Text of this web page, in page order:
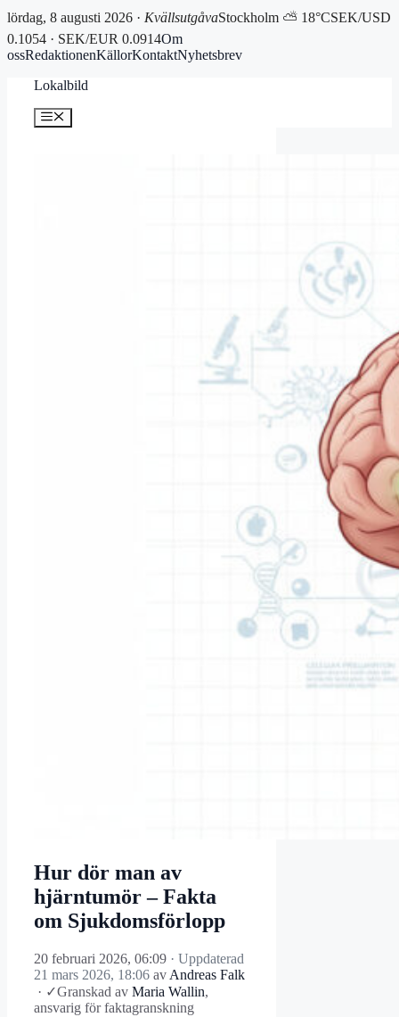
lördag, 8 augusti 2026 · KvällsutgåvaStockholm ⛅ 18°CSEK/USD
0.1054 · SEK/EUR 0.0914Om
ossRedaktionenKällorKontaktNyhetsbrev
Lokalbild
Meny
Hur dör man av
hjärntumör – Fakta
om Sjukdomsförlopp
20 februari 2026, 06:09 · Uppdaterad
21 mars 2026, 18:06 av Andreas Falk
· ✓Granskad av Maria Wallin,
ansvarig för faktagranskning